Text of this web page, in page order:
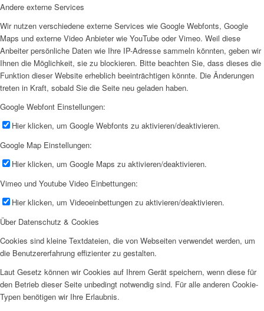
Andere externe Services
Wir nutzen verschiedene externe Services wie Google Webfonts, Google
Maps und externe Video Anbieter wie YouTube oder Vimeo. Weil diese
Anbeiter persönliche Daten wie Ihre IP-Adresse sammeln könnten, geben wir
Ihnen die Möglichkeit, sie zu blockieren. Bitte beachten Sie, dass dieses die
Funktion dieser Website erheblich beeinträchtigen könnte. Die Änderungen
treten in Kraft, sobald Sie die Seite neu geladen haben.
Google Webfont Einstellungen:
Hier klicken, um Google Webfonts zu aktivieren/deaktivieren.
Google Map Einstellungen:
Hier klicken, um Google Maps zu aktivieren/deaktivieren.
Vimeo und Youtube Video Einbettungen:
Hier klicken, um Videoeinbettungen zu aktivieren/deaktivieren.
Über Datenschutz & Cookies
Cookies sind kleine Textdateien, die von Webseiten verwendet werden, um
die Benutzererfahrung effizienter zu gestalten.
Laut Gesetz können wir Cookies auf Ihrem Gerät speichern, wenn diese für
den Betrieb dieser Seite unbedingt notwendig sind. Für alle anderen Cookie-
Typen benötigen wir Ihre Erlaubnis.